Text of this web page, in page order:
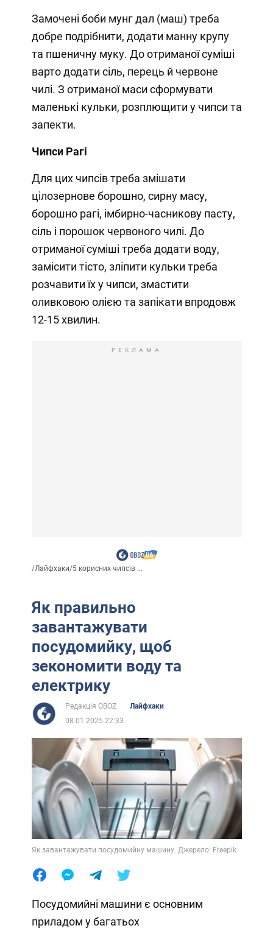
Замочені боби мунг дал (маш) треба
добре подрібнити, додати манну крупу
та пшеничну муку. До отриманої суміші
варто додати сіль, перець й червоне
чилі. З отриманої маси сформувати
маленькі кульки, розплющити у чипси та
запекти.
Чипси Рагі
Для цих чипсів треба змішати
цілозернове борошно, сирну масу,
борошно рагі, імбирно-часникову пасту,
сіль і порошок червоного чилі. До
отриманої суміші треба додати воду,
замісити тісто, зліпити кульки треба
розчавити їх у чипси, змастити
оливковою олією та запікати впродовж
12-15 хвилин.
РЕКЛАМА
/Лайфхаки/5 корисних чипсів ...
Як правильно
завантажувати
посудомийку, щоб
зекономити воду та
електрику
Редакція OBOZ
Лайфхаки
08.01.2025 22:33
Як завантажувати посудомийну машину. Джерело: Freepik
Посудомийні машини є основним
приладом у багатьох